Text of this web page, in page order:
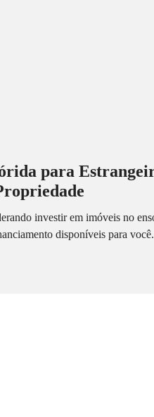
para
investir em imóveis no
disponíveis para